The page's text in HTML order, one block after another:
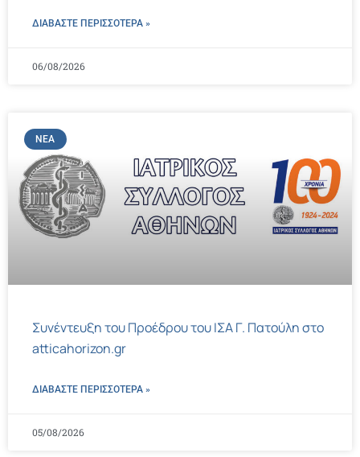
ΔΙΑΒΑΣΤΕ ΠΕΡΙΣΣΌΤΕΡΑ »
06/08/2026
ΝΈΑ
Συνέντευξη του Προέδρου του ΙΣΑ Γ. Πατούλη στο
atticahorizon.gr
ΔΙΑΒΑΣΤΕ ΠΕΡΙΣΣΌΤΕΡΑ »
05/08/2026